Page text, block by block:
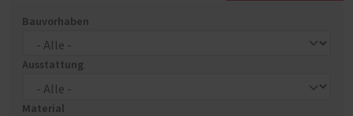
Bauvorhaben
Ausstattung
Material